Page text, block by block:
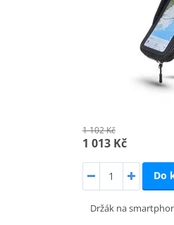
1 102 Kč
1 013 Kč
Do
Držák na